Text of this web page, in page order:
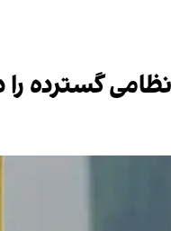
گسترده را